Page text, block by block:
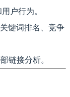
户行为。
键词排名、竞争
链接分析。